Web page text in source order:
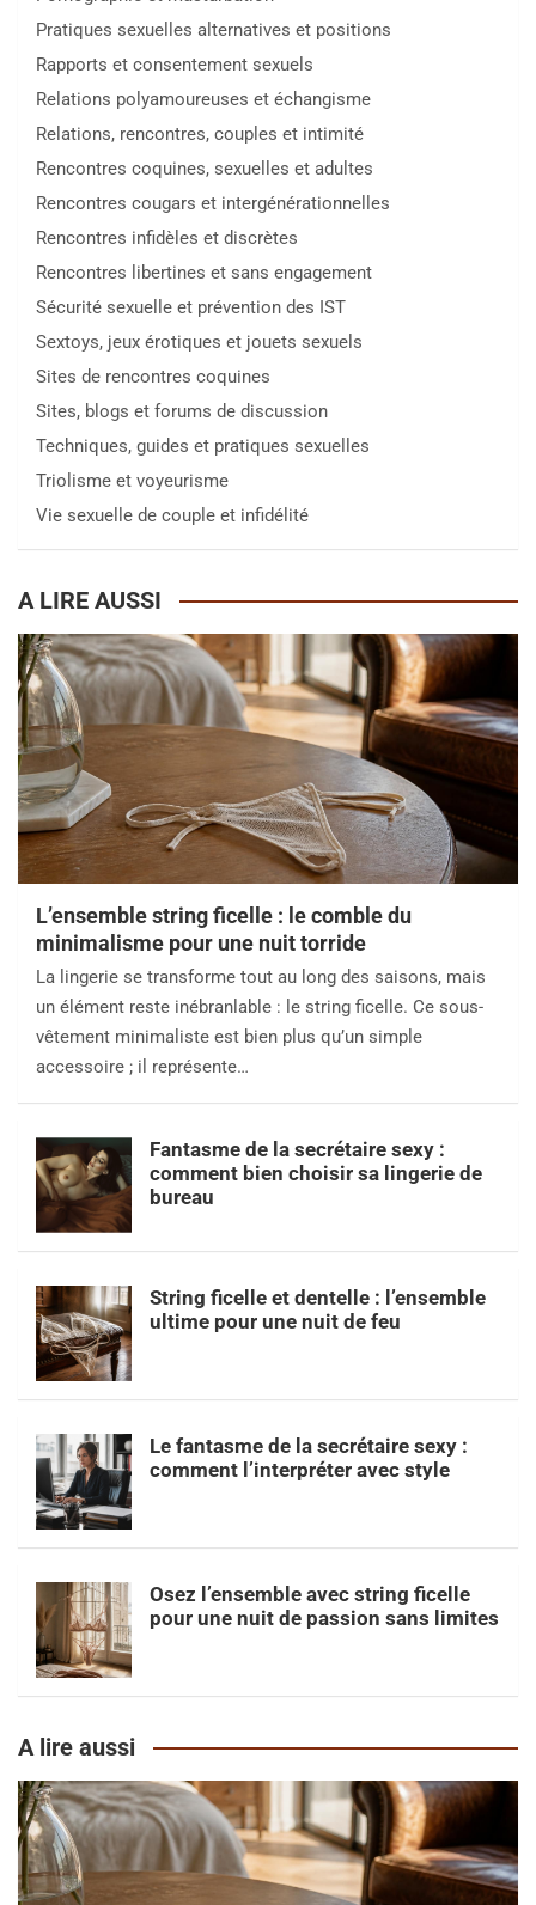
Pratiques sexuelles alternatives et positions
Rapports et consentement sexuels
Relations polyamoureuses et échangisme
Relations, rencontres, couples et intimité
Rencontres coquines, sexuelles et adultes
Rencontres cougars et intergénérationnelles
Rencontres infidèles et discrètes
Rencontres libertines et sans engagement
Sécurité sexuelle et prévention des IST
Sextoys, jeux érotiques et jouets sexuels
Sites de rencontres coquines
Sites, blogs et forums de discussion
Techniques, guides et pratiques sexuelles
Triolisme et voyeurisme
Vie sexuelle de couple et infidélité
A LIRE AUSSI
L’ensemble string ficelle : le comble du
minimalisme pour une nuit torride
La lingerie se transforme tout au long des saisons, mais
un élément reste inébranlable : le string ficelle. Ce sous-
vêtement minimaliste est bien plus qu’un simple
accessoire ; il représente…
Fantasme de la secrétaire sexy :
comment bien choisir sa lingerie de
bureau
String ficelle et dentelle : l’ensemble
ultime pour une nuit de feu
Le fantasme de la secrétaire sexy :
comment l’interpréter avec style
Osez l’ensemble avec string ficelle
pour une nuit de passion sans limites
A lire aussi